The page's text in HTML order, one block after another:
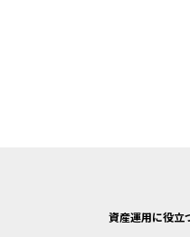
資産運用に役立